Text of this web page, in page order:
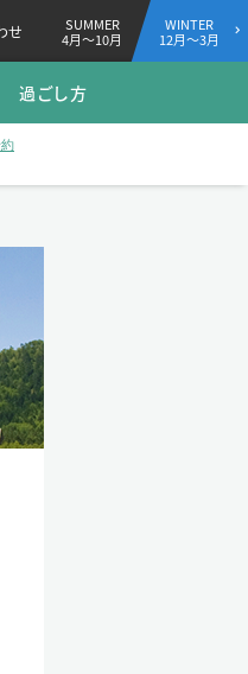
SUMMER
4月～10月
WINTER
12月～3月
せ
過ごし方